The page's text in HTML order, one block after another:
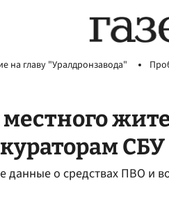
на главу "Уралдронзавода"
СБУ
о средствах ПВО и